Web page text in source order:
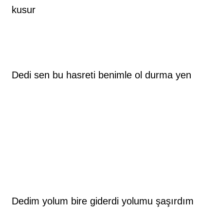
kusur
Dedi sen bu hasreti benimle ol durma yen
Dedim yolum bire giderdi yolumu şaşırdım